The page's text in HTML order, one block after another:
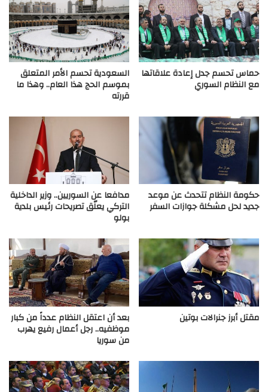
حماس تحسم جدل إعادة علاقاتها
مع النظام السوري
السعودية تحسم الأمر المتعلق
بموسم الحج هذا العام.. وهذا ما
قررته
حكومة النظام تتحدث عن موعد
جديد لحل مشكلة جوازات السفر
مدافعا عن السوريين.. وزير الداخلية
التركي يعلّق تصريحات رئيس بلدية
بولو
مقتل أبرز جنرالات بوتين بعد أن اعتقل النظام عدداً من كبار
موظفيه.. رجل أعمال رفيع يهرب
من سوريا